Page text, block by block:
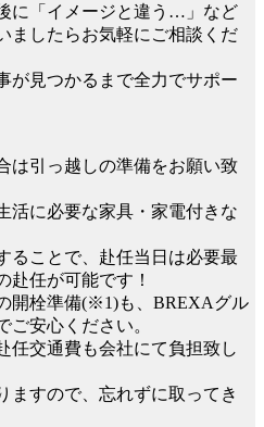
に「イメージと違う…」など
ましたらお気軽にご相談くだ
が見つかるまで全力でサポー
は引っ越しの準備をお願い致
活に必要な家具・家電付きな
ることで、赴任当日は必要最
赴任が可能です！
開栓準備(※1)も、BREXAグル
ご安心ください。
任交通費も会社にて負担致し
ますので、忘れずに取ってき